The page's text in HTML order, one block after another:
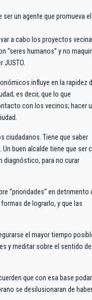
un agente que promueva el
a cabo los proyectos
“seres humanos” y no
JUSTO.
influye en la rapidez
es decir, que lo que
con los vecinos; hacer
ciudadanos. Tiene que saber
buen alcalde tiene que ser
diagnóstico, para no curar
“prioridades” en detrimento
de lograrlo, y que las
el mayor tiempo
y meditar sobre el sentido
que con esa base
se desilusionaran de haber